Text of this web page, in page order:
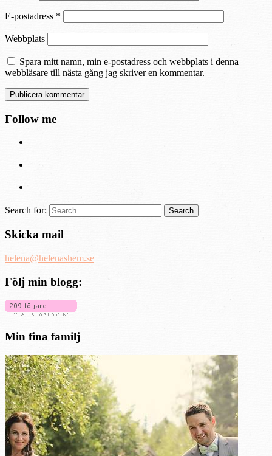
E-postadress *
Webbplats
Spara mitt namn, min e-postadress och webbplats i denna
webbläsare till nästa gång jag skriver en kommentar.
Follow me
Search for:
Skicka mail
helena@helenashem.se
Följ min blogg:
Min fina familj